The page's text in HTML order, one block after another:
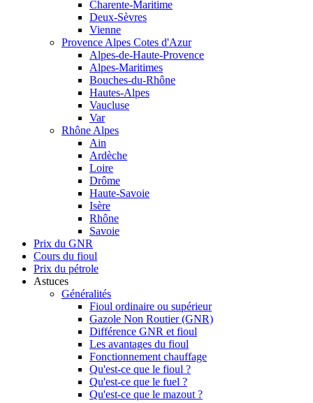
Charente-Maritime
Deux-Sèvres
Vienne
Provence Alpes Cotes d'Azur
Alpes-de-Haute-Provence
Alpes-Maritimes
Bouches-du-Rhône
Hautes-Alpes
Vaucluse
Var
Rhône Alpes
Ain
Ardèche
Loire
Drôme
Haute-Savoie
Isère
Rhône
Savoie
Prix du GNR
Cours du fioul
Prix du pétrole
Astuces
Généralités
Fioul ordinaire ou supérieur
Gazole Non Routier (GNR)
Différence GNR et fioul
Les avantages du fioul
Fonctionnement chauffage
Qu'est-ce que le fioul ?
Qu'est-ce que le fuel ?
Qu'est-ce que le mazout ?